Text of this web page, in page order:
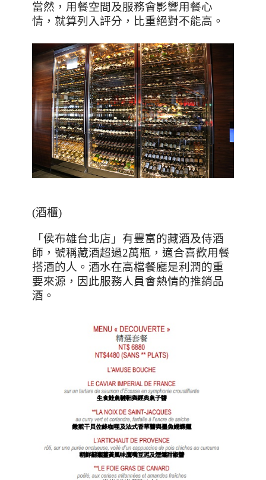
當然，用餐空間及服務會影響用餐心
情，就算列入評分，比重絕對不能高。
(酒櫃)
「侯布雄台北店」有豐富的藏酒及侍酒
師，號稱藏酒超過2萬瓶，適合喜歡用餐
搭酒的人。酒水在高檔餐廳是利潤的重
要來源，因此服務人員會熱情的推銷品
酒。